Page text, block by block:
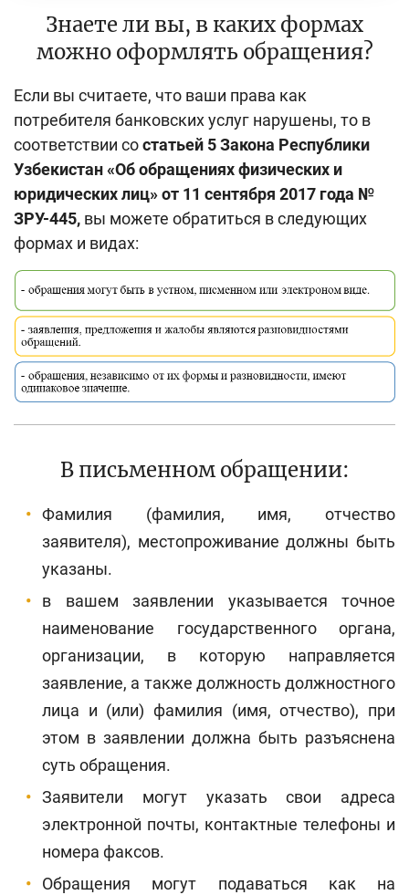
Учебные материалы
Проекты
Интерактивные услуги
Фотогалерея
О проекте
Поиск по сайту
Карта сайта
Знаете ли вы, в каких формах
можно оформлять обращения?
Если вы считаете, что ваши права как
потребителя банковских услуг нарушены, то в
соответствии состатьей 5 Закона Республики
Узбекистан«Об обращениях физических и
юридических лиц»от 11 сентября 2017 года №
ЗРУ-445, вы можете обратиться в следующих
формах и видах:
В письменном обращении:
Фамилия (фамилия, имя, отчество
заявителя), местопроживание должны быть
указаны.
в вашем заявлении указывается точное
наименование государственного органа,
организации, в которую направляется
заявление, а также должность должностного
лица и (или) фамилия (имя, отчество), при
этом в заявлении должна быть разъяснена
суть обращения.
Заявители могут указать свои адреса
электронной почты, контактные телефоны и
номера факсов.
Обращения могут подаваться как на